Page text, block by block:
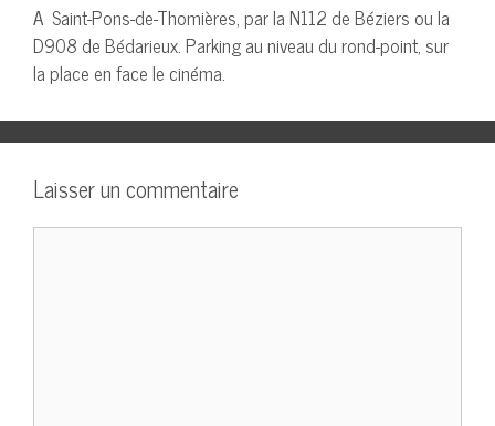
A Saint-Pons-de-Thomières, par la N112 de Béziers ou la
D908 de Bédarieux. Parking au niveau du rond-point, sur
la place en face le cinéma.
Laisser un commentaire
Commentaire